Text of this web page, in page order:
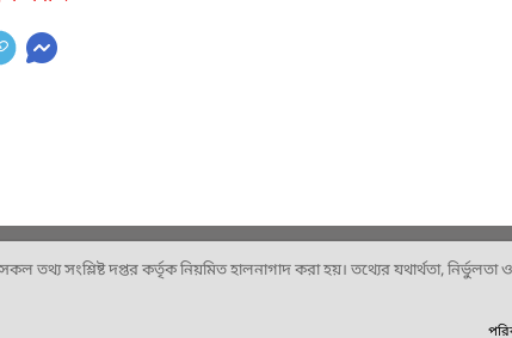
তথ্য সংশ্লিষ্ট দপ্তর কর্তৃক নিয়মিত হালনাগাদ করা হয়। তথ্যের যথার্থতা, নির্ভুলতা ও